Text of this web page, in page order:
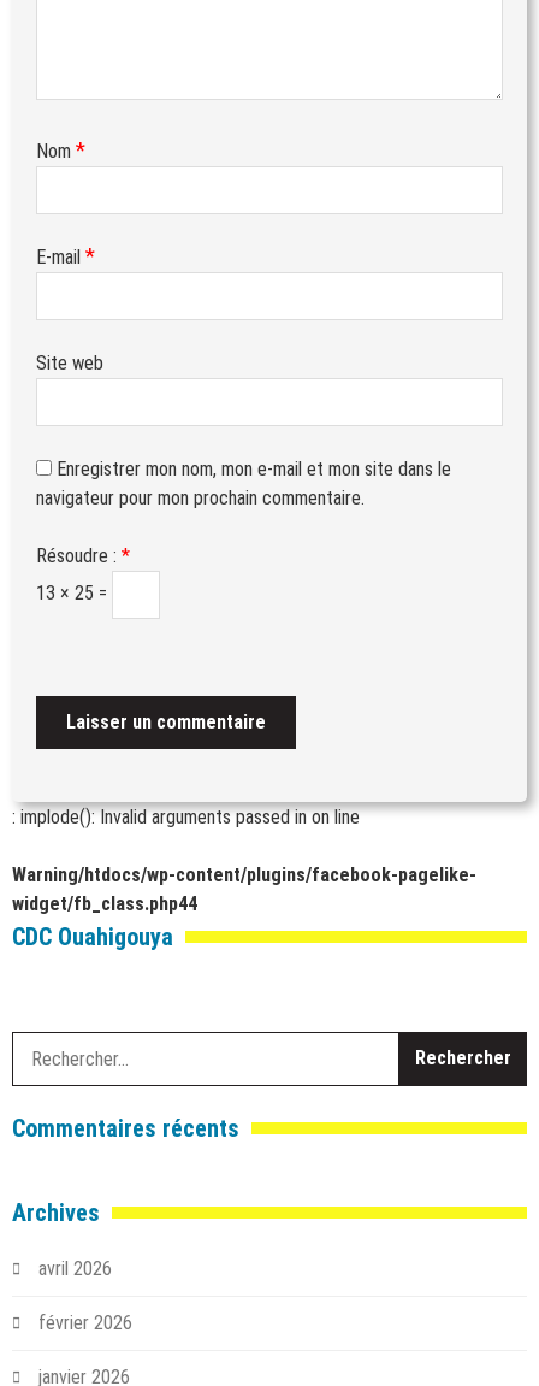
Nom *
E-mail *
Site web
Enregistrer mon nom, mon e-mail et mon site dans le
navigateur pour mon prochain commentaire.
Résoudre : *
13 × 25 =
: implode(): Invalid arguments passed inon line
Warning/htdocs/wp-content/plugins/facebook-pagelike-
widget/fb_class.php44
CDC Ouahigouya
Commentaires récents
Archives
avril 2026
février 2026
janvier 2026